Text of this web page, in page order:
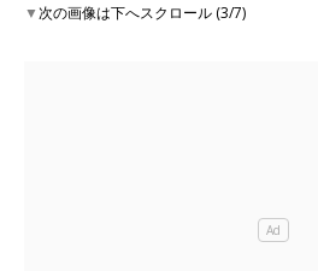
▼次の画像は下へスクロール (3/7)